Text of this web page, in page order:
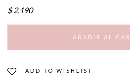
$ 2.190
AÑADIR AL
ADD TO WISHLIST